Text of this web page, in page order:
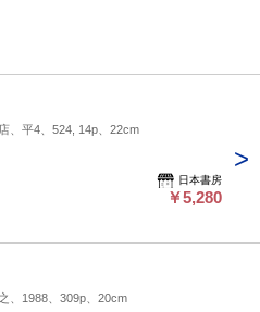
、平4、524, 14p、22cm
日本書房
￥5,280
、1988、309p、20cm